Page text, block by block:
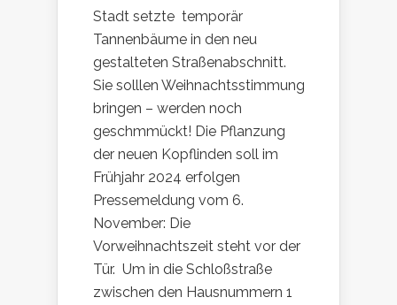
Stadt setzte temporär
Tannenbäume in den neu
gestalteten Straßenabschnitt.
Sie solllen Weihnachtsstimmung
bringen – werden noch
geschmmückt! Die Pflanzung
der neuen Kopflinden soll im
Frühjahr 2024 erfolgen
Pressemeldung vom 6.
November: Die
Vorweihnachtszeit steht vor der
Tür. Um in die Schloßstraße
zwischen den Hausnummern 1